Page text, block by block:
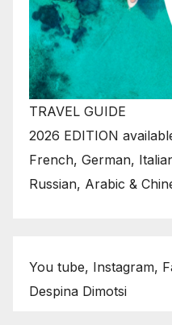
TRAVEL GUIDE
2026 EDITION
French, German,
Russian, Arabic &
You tube, Instagram,
Despina Dimotsi